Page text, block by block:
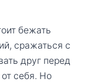
бежать
сражаться с
друг перед
себя. Но